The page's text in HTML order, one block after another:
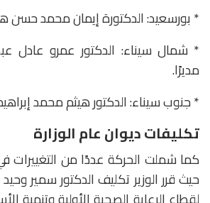
* بورسعيد: الدكتورة إيمان محمد حسن
* شمال سيناء: الدكتور عمرو عادل
مديرًا.
* جنوب سيناء: الدكتور هيثم محمد
تكليفات ديوان عام الوزارة
كما شملت الحركة عددًا من التغييرات
حيث قرر الوزير تكليف الدكتور سمير